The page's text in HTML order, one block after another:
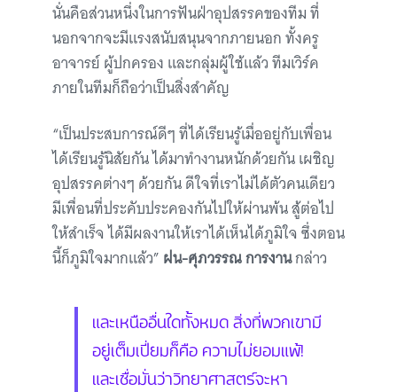
นั่นคือส่วนหนึ่งในการฟันฝ่าอุปสรรคของทีม ที่
นอกจากจะมีแรงสนับสนุนจากภายนอก ทั้งครู
อาจารย์ ผู้ปกครอง และกลุ่มผู้ใช้แล้ว ทีมเวิร์ค
ภายในทีมก็ถือว่าเป็นสิ่งสำคัญ
“เป็นประสบการณ์ดีๆ ที่ได้เรียนรู้เมื่ออยู่กับเพื่อน
ได้เรียนรู้นิสัยกัน ได้มาทำงานหนักด้วยกัน เผชิญ
อุปสรรคต่างๆ ด้วยกัน ดีใจที่เราไม่ได้ตัวคนเดียว
มีเพื่อนที่ประคับประคองกันไปให้ผ่านพ้น สู้ต่อไป
ให้สำเร็จ ได้มีผลงานให้เราได้เห็นได้ภูมิใจ ซึ่งตอน
นี้ก็ภูมิใจมากแล้ว” ฝน-ศุภวรรณ การงานกล่าว
และเหนืออื่นใดทั้งหมด สิ่งที่พวกเขามี
อยู่เต็มเปี่ยมก็คือ ความไม่ยอมแพ้!
และเชื่อมั่นว่าวิทยาศาสตร์จะหา